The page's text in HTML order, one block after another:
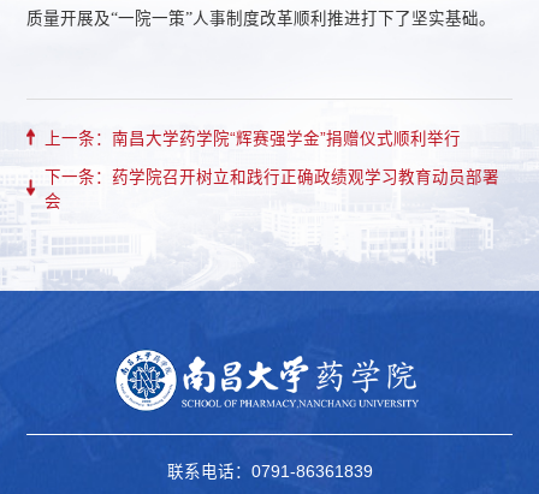
质量开展及“一院一策”人事制度改革顺利推进打下了坚实基础。
上一条：南昌大学药学院“辉赛强学金”捐赠仪式顺利举行
下一条：药学院召开树立和践行正确政绩观学习教育动员部署
会
联系电话：0791-86361839